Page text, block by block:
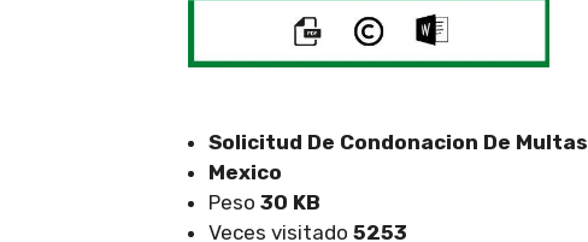
Solicitud De Condonacion De Multas
Mexico
Peso 30 KB
Veces visitado 5253